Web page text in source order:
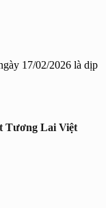
17/02/2026 là dịp